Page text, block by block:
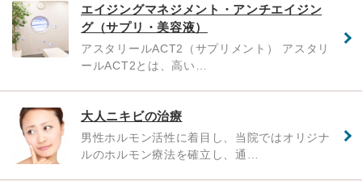
エイジングマネジメント・アンチエイジン
グ（サプリ・美容液）
アスタリールACT2（サプリメント） アスタリ
ールACT2とは、高い…
大人ニキビの治療
男性ホルモン活性に着目し、当院ではオリジナ
ルのホルモン療法を確立し、通…